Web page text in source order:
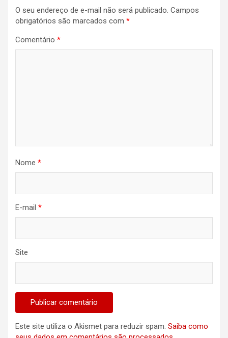
O seu endereço de e-mail não será publicado. Campos
obrigatórios são marcados com *
Comentário *
Nome *
E-mail *
Site
Este site utiliza o Akismet para reduzir spam. Saiba como